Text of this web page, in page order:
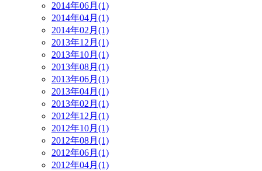
2014年06月(1)
2014年04月(1)
2014年02月(1)
2013年12月(1)
2013年10月(1)
2013年08月(1)
2013年06月(1)
2013年04月(1)
2013年02月(1)
2012年12月(1)
2012年10月(1)
2012年08月(1)
2012年06月(1)
2012年04月(1)